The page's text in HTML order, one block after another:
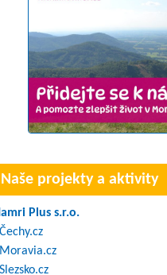
Naše projekty a aktivity
Plus s.r.o.